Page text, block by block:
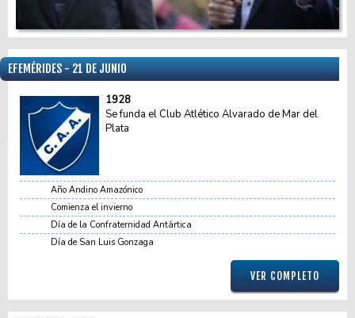
EFEMÉRIDES - 21 DE JUNIO
1928
Se funda el Club Atlético Alvarado de Mar del
Plata
Año Andino Amazónico
Comienza el invierno
Día de la Confraternidad Antártica
Día de San Luis Gonzaga
VER COMPLETO